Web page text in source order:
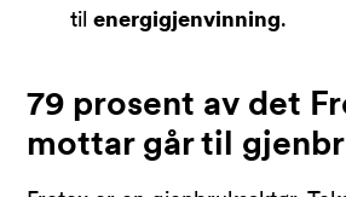
til energigjenvinning.
79 prosent av det
mottar går til